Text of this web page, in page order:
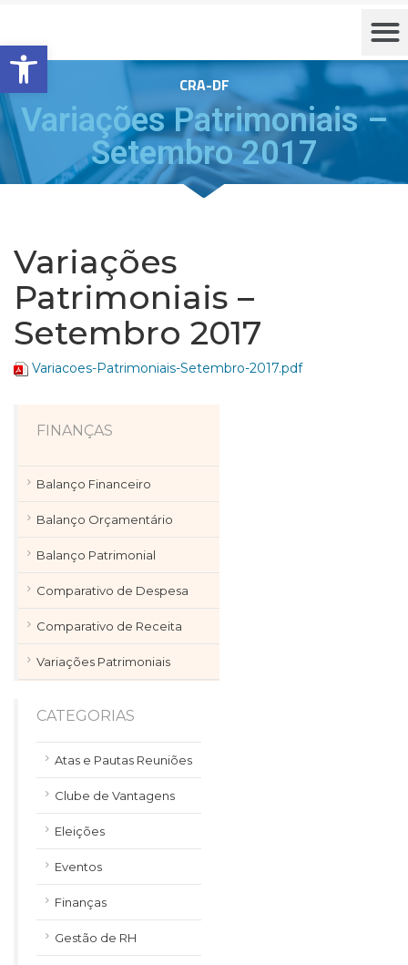
Barra de Ferramentas Aberta
CRA-DF
Variações Patrimoniais –
Setembro 2017
Variações
Patrimoniais –
Setembro 2017
Variacoes-Patrimoniais-Setembro-2017.pdf
FINANÇAS
Balanço Financeiro
Balanço Orçamentário
Balanço Patrimonial
Comparativo de Despesa
Comparativo de Receita
Variações Patrimoniais
CATEGORIAS
Atas e Pautas Reuniões
Clube de Vantagens
Eleições
Eventos
Finanças
Gestão de RH